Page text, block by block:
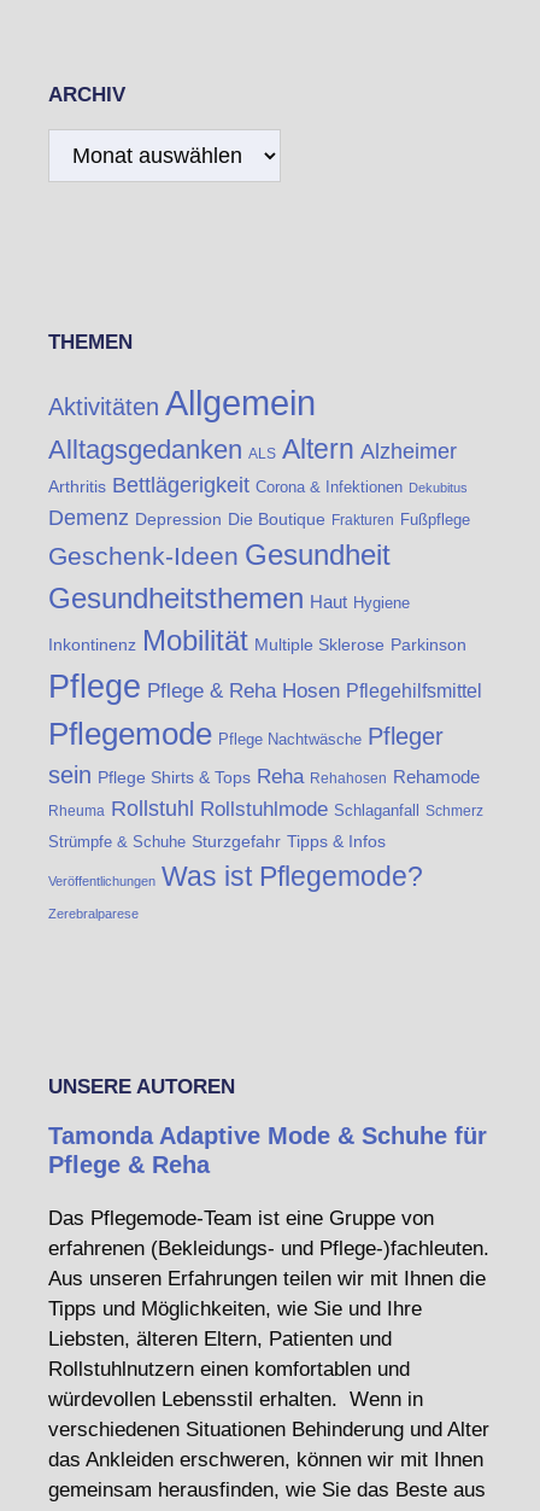
ARCHIV
Archiv
THEMEN
Aktivitäten Allgemein
Alltagsgedanken ALS Altern Alzheimer
Arthritis Bettlägerigkeit Corona & Infektionen Dekubitus
Demenz Depression Die Boutique Frakturen Fußpflege
Geschenk-Ideen Gesundheit
Gesundheitsthemen Haut Hygiene
Inkontinenz Mobilität Multiple Sklerose Parkinson
Pflege Pflege & Reha Hosen Pflegehilfsmittel
Pflegemode Pflege Nachtwäsche Pfleger
sein Pflege Shirts & Tops Reha Rehahosen Rehamode
Rheuma Rollstuhl Rollstuhlmode Schlaganfall Schmerz
Strümpfe & Schuhe Sturzgefahr Tipps & Infos
Veröffentlichungen Was ist Pflegemode?
Zerebralparese
UNSERE AUTOREN
Tamonda Adaptive Mode & Schuhe für
Pflege & Reha
Das Pflegemode-Team ist eine Gruppe von
erfahrenen (Bekleidungs- und Pflege-)fachleuten.
Aus unseren Erfahrungen teilen wir mit Ihnen die
Tipps und Möglichkeiten, wie Sie und Ihre
Liebsten, älteren Eltern, Patienten und
Rollstuhlnutzern einen komfortablen und
würdevollen Lebensstil erhalten. Wenn in
verschiedenen Situationen Behinderung und Alter
das Ankleiden erschweren, können wir mit Ihnen
gemeinsam herausfinden, wie Sie das Beste aus